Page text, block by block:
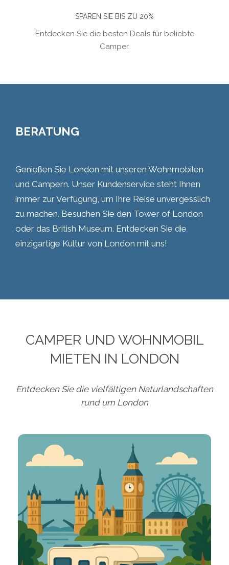
SPAREN SIE BIS ZU 20%
Entdecken Sie die besten Deals für beliebte
Camper.
BERATUNG
Genießen Sie London mit unseren Wohnmobilen
und Campern. Unser Kundenservice steht Ihnen
immer zur Verfügung, um Ihre Reise unvergesslich
zu machen. Besuchen Sie den Tower of London
oder das British Museum. Entdecken Sie die
einzigartige Kultur von London mit uns!
CAMPER UND WOHNMOBIL
MIETEN IN LONDON
Entdecken Sie die vielfältigen Naturlandschaften
rund um London